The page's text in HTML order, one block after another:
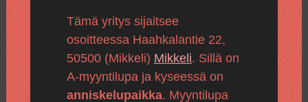
Tämä yritys sijaitsee
osoitteessa Haahkalantie 22,
50500 (Mikkeli) Mikkeli. Sillä on
A-myyntilupa ja kyseessä on
anniskelupaikka. Myyntilupa